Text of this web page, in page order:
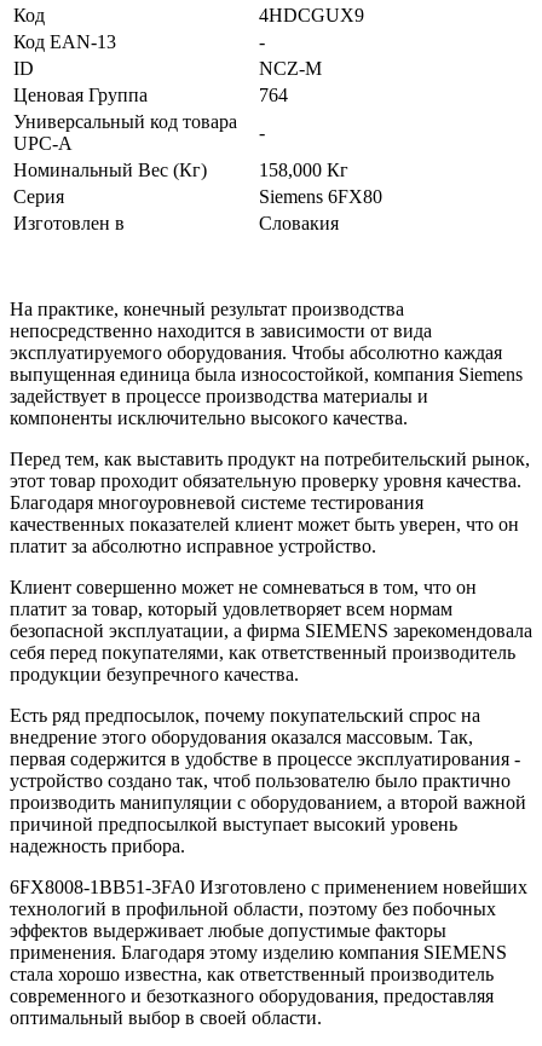
Код
4HDCGUX9
Код EAN-13
-
ID
NCZ-M
Ценовая Группа
764
Универсальный код товара
UPC-A
-
Номинальный Вес (Кг)
158,000 Кг
Серия
Siemens 6FX80
Изготовлен в
Словакия
На практике, конечный результат производства
непосредственно находится в зависимости от вида
эксплуатируемого оборудования. Чтобы абсолютно каждая
выпущенная единица была износостойкой, компания Siemens
задействует в процессе производства материалы и
компоненты исключительно высокого качества.
Перед тем, как выставить продукт на потребительский рынок,
этот товар проходит обязательную проверку уровня качества.
Благодаря многоуровневой системе тестирования
качественных показателей клиент может быть уверен, что он
платит за абсолютно исправное устройство.
Клиент совершенно может не сомневаться в том, что он
платит за товар, который удовлетворяет всем нормам
безопасной эксплуатации, а фирма SIEMENS зарекомендовала
себя перед покупателями, как ответственный производитель
продукции безупречного качества.
Есть ряд предпосылок, почему покупательский спрос на
внедрение этого оборудования оказался массовым. Так,
первая содержится в удобстве в процессе эксплуатирования -
устройство создано так, чтоб пользователю было практично
производить манипуляции с оборудованием, а второй важной
причиной предпосылкой выступает высокий уровень
надежность прибора.
6FX8008-1BB51-3FA0 Изготовлено с применением новейших
технологий в профильной области, поэтому без побочных
эффектов выдерживает любые допустимые факторы
применения. Благодаря этому изделию компания SIEMENS
стала хорошо известна, как ответственный производитель
современного и безотказного оборудования, предоставляя
оптимальный выбор в своей области.